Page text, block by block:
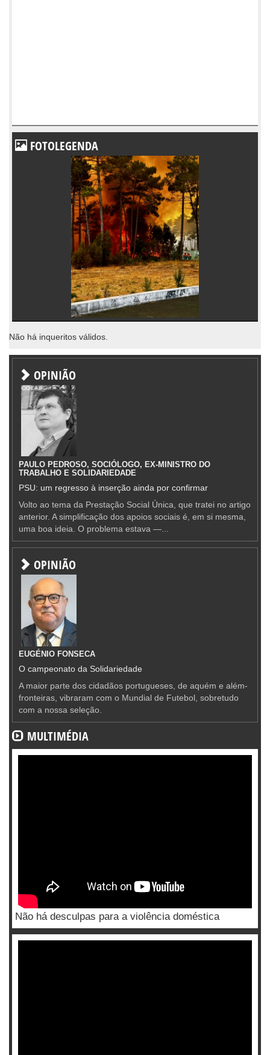
FOTOLEGENDA
Não há inqueritos válidos.
OPINIÃO
PAULO PEDROSO, SOCIÓLOGO, EX-MINISTRO DO
TRABALHO E SOLIDARIEDADE
PSU: um regresso à inserção ainda por confirmar
Volto ao tema da Prestação Social Única, que tratei no artigo
anterior. A simplificação dos apoios sociais é, em si mesma,
uma boa ideia. O problema estava —...
OPINIÃO
EUGÉNIO FONSECA
O campeonato da Solidariedade
A maior parte dos cidadãos portugueses, de aquém e além-
fronteiras, vibraram com o Mundial de Futebol, sobretudo
com a nossa seleção.
MULTIMÉDIA
Não há desculpas para a violência doméstica